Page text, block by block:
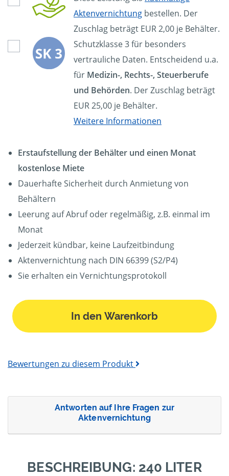
Aktenvernichtung bestellen. Der
Zuschlag beträgt EUR 2,00 je Behälter.
Schutzklasse 3 für besonders
vertrauliche Daten. Entscheidend u.a.
für Medizin-, Rechts-, Steuerberufe
und Behörden. Der Zuschlag beträgt
EUR 25,00 je Behälter.
Weitere Informationen
Erstaufstellung der Behälter und einen Monat
kostenlose Miete
Dauerhafte Sicherheit durch Anmietung von
Behältern
Leerung auf Abruf oder regelmäßig, z.B. einmal im
Monat
Jederzeit kündbar, keine Laufzeitbindung
Aktenvernichtung nach DIN 66399 (S2/P4)
Sie erhalten ein Vernichtungsprotokoll
In den Warenkorb
Bewertungen zu diesem Produkt
Antworten auf Ihre Fragen zur
Aktenvernichtung
BESCHREIBUNG: 240 LITER